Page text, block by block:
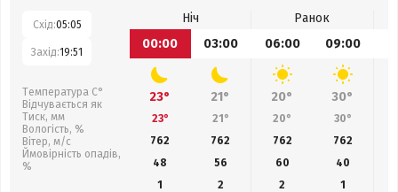
Схід:05:05
Захід:19:51
Температура С°
Відчувається як
Тиск, мм
Вологість, %
Вітер, м/с
Ймовірність опадів,
%
Ніч
Ранок
00:00
03:00 06:00 09:00
23° 21° 20° 30°
23° 21° 20° 30°
762
762 762 762
48
56 60 40
1
2 2
1